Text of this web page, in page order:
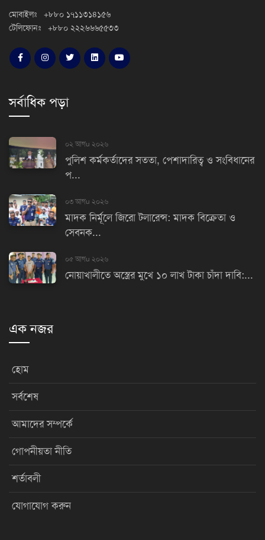
মোবাইলঃ +৮৮০ ১৭১১৩১৪১৫৬
টেলিফোনঃ +৮৮০ ২২২৬৬৬৫৫৩৩
সর্বাধিক পড়া
০২ আগu ২০২৬
পুলিশ কর্মকর্তাদের সততা, পেশাদারিত্ব ও সংবিধানের
প...
০৩ আগu ২০২৬
মাদক নির্মূলে জিরো টলারেন্স: মাদক বিক্রেতা ও
সেবনক...
০৫ আগu ২০২৬
নোয়াখালীতে অস্ত্রের মুখে ১০ লাখ টাকা চাঁদা দাবি:...
এক নজর
হোম
সর্বশেষ
আমাদের সম্পর্কে
গোপনীয়তা নীতি
শর্তাবলী
যোগাযোগ করুন